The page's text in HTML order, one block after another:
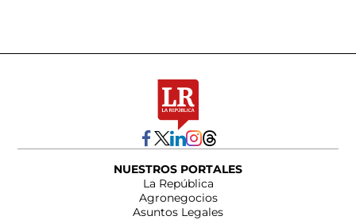
NUESTROS PORTALES
La República
Agronegocios
Asuntos Legales